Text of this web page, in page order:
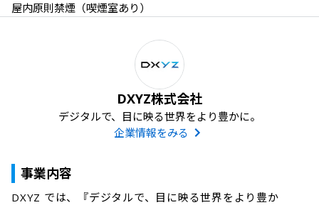
屋内原則禁煙（喫煙室あり）
DXYZ株式会社
デジタルで、目に映る世界をより豊かに。
企業情報をみる
事業内容
DXYZ では、『デジタルで、目に映る世界をより豊か